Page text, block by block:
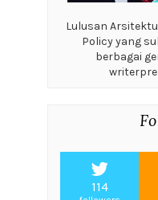
Lulusan
Policy yang
berbagai
114